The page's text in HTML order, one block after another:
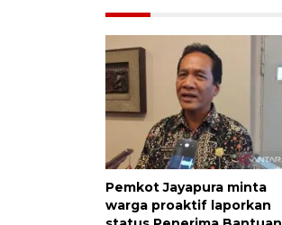
Pemkot Jayapura minta
warga proaktif laporkan